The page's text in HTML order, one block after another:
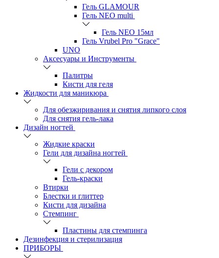
Гель GLAMOUR
Гель NEO multi
Гель NEO 15мл
Гель Vrubel Pro "Grace"
UNO
Аксесуары и Инструменты
Палитры
Кисти для геля
Жидкости для маникюра
Для обезжиривания и снятия липкого слоя
Для снятия гель-лака
Дизайн ногтей
Жидкие краски
Гели для дизайна ногтей
Гели с декором
Гель-краски
Втирки
Блестки и глиттер
Кисти для дизайна
Стемпинг
Пластины для стемпинга
Дезинфекция и стерилизация
ПРИБОРЫ